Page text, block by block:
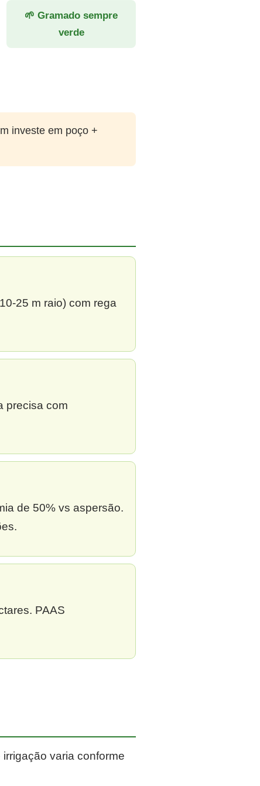
🌱 Gramado sempre
verde
investe em poço +
25 m raio) com rega
precisa com
de 50% vs aspersão.
PAAS
irrigação varia conforme